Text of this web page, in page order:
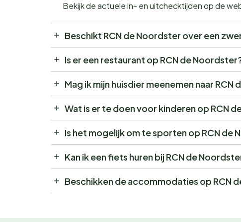
Bekijk de actuele in- en uitchecktijden op de
Beschikt RCN de Noordster over een
Is er een restaurant op RCN de
Mag ik mijn huisdier meenemen naar RCN
Wat is er te doen voor kinderen op RCN
Is het mogelijk om te sporten op RCN de
Kan ik een fiets huren bij RCN de
Beschikken de accommodaties op RCN